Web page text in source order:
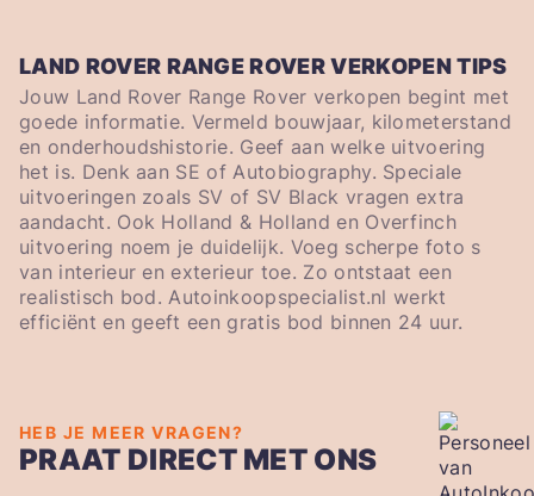
LAND ROVER RANGE ROVER VERKOPEN TIPS
Jouw Land Rover Range Rover verkopen begint met
goede informatie. Vermeld bouwjaar, kilometerstand
en onderhoudshistorie. Geef aan welke uitvoering
het is. Denk aan SE of Autobiography. Speciale
uitvoeringen zoals SV of SV Black vragen extra
aandacht. Ook Holland & Holland en Overfinch
uitvoering noem je duidelijk. Voeg scherpe foto s
van interieur en exterieur toe. Zo ontstaat een
realistisch bod. Autoinkoopspecialist.nl werkt
efficiënt en geeft een gratis bod binnen 24 uur.
HEB JE MEER VRAGEN?
PRAAT DIRECT MET ONS